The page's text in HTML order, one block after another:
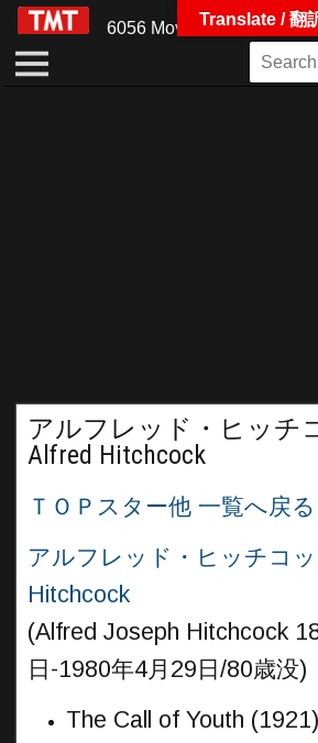
6056 Movies
アルフレッド・ヒッチ
Alfred Hitchcock
ＴＯＰスター他 一覧へ戻る
アルフレッド・ヒッチコ
Hitchcock
(Alfred Joseph Hitchcock
日-1980年4月29日/80歳没)
The Call of Youth
Translate / 翻